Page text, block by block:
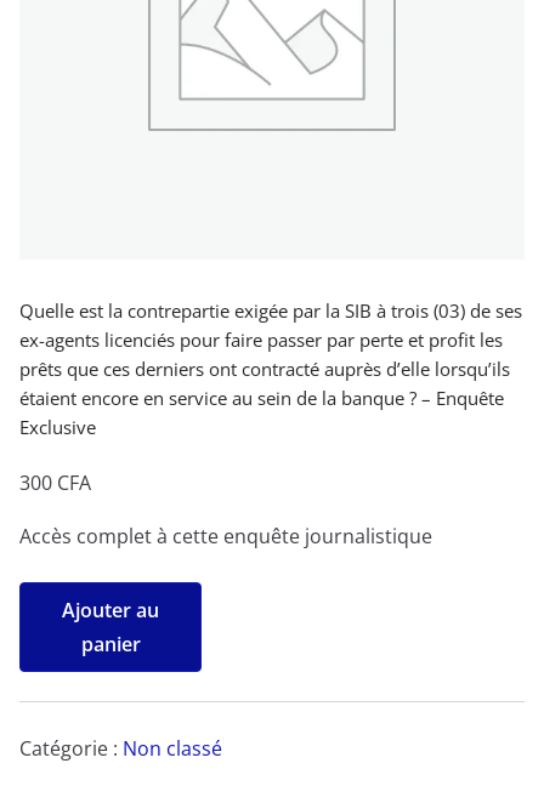
Quelle est la contrepartie exigée par la SIB à trois (03) de ses
ex-agents licenciés pour faire passer par perte et profit les
prêts que ces derniers ont contracté auprès d’elle lorsqu’ils
étaient encore en service au sein de la banque ? – Enquête
Exclusive
300 CFA
Accès complet à cette enquête journalistique
quantité
Quelle
est
contrepartie
Ajouter au
panier
Catégorie : Non classé